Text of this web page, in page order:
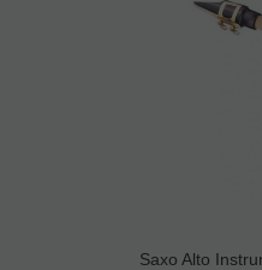
Saxo Alto